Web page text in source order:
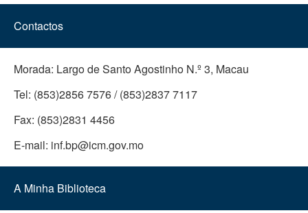
Contactos
Morada: Largo de Santo Agostinho N.º 3, Macau
Tel: (853)2856 7576 / (853)2837 7117
Fax: (853)2831 4456
E-mail: inf.bp@icm.gov.mo
A Minha Biblioteca